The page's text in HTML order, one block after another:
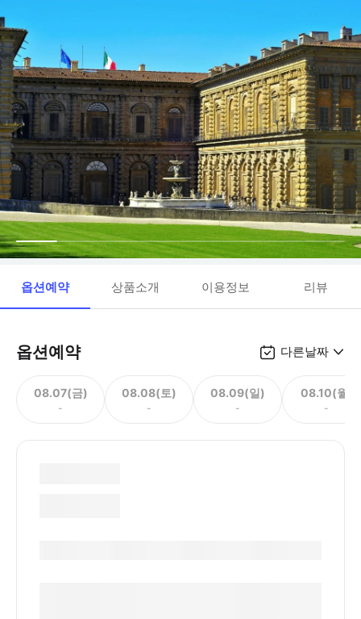
옵션예약 상품소개 이용정보 리뷰
옵션예약 다른날짜
08.07(금)
-
08.08(토)
-
08.09(일)
-
08.10(월)
-